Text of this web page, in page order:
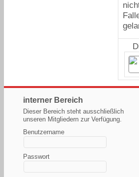
interner Bereich
Dieser Bereich steht ausschließlich
unseren Mitgliedern zur Verfügung.
Benutzername
Passwort